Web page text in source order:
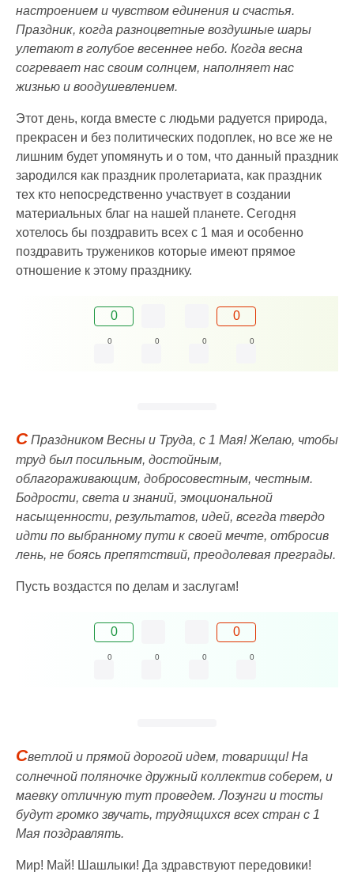
настроением и чувством единения и счастья.
Праздник, когда разноцветные воздушные шары
улетают в голубое весеннее небо. Когда весна
согревает нас своим солнцем, наполняет нас
жизнью и воодушевлением.
Этот день, когда вместе с людьми радуется природа,
прекрасен и без политических подоплек, но все же не
лишним будет упомянуть и о том, что данный праздник
зародился как праздник пролетариата, как праздник
тех кто непосредственно участвует в создании
материальных благ на нашей планете. Сегодня
хотелось бы поздравить всех с 1 мая и особенно
поздравить тружеников которые имеют прямое
отношение к этому празднику.
0 0
0 0 0 0
СПраздником Весны и Труда, с 1 Мая! Желаю, чтобы
труд был посильным, достойным,
облагораживающим, добросовестным, честным.
Бодрости, света и знаний, эмоциональной
насыщенности, результатов, идей, всегда твердо
идти по выбранному пути к своей мечте, отбросив
лень, не боясь препятствий, преодолевая преграды.
Пусть воздастся по делам и заслугам!
0 0
0 0 0 0
Светлой и прямой дорогой идем, товарищи! На
солнечной поляночке дружный коллектив соберем, и
маевку отличную тут проведем. Лозунги и тосты
будут громко звучать, трудящихся всех стран с 1
Мая поздравлять.
Мир! Май! Шашлыки! Да здравствуют передовики!